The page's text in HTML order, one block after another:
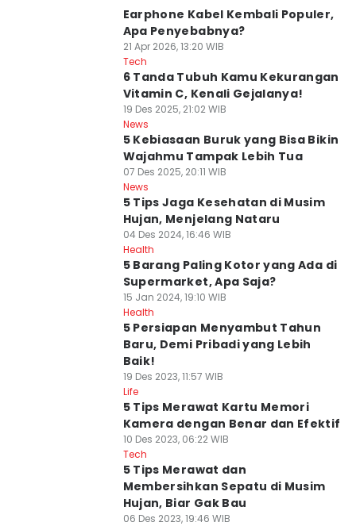
Earphone Kabel Kembali Populer,
Apa Penyebabnya?
21 Apr 2026, 13:20 WIB
Tech
6 Tanda Tubuh Kamu Kekurangan
Vitamin C, Kenali Gejalanya!
19 Des 2025, 21:02 WIB
News
5 Kebiasaan Buruk yang Bisa Bikin
Wajahmu Tampak Lebih Tua
07 Des 2025, 20:11 WIB
News
5 Tips Jaga Kesehatan di Musim
Hujan, Menjelang Nataru
04 Des 2024, 16:46 WIB
Health
5 Barang Paling Kotor yang Ada di
Supermarket, Apa Saja?
15 Jan 2024, 19:10 WIB
Health
5 Persiapan Menyambut Tahun
Baru, Demi Pribadi yang Lebih
Baik!
19 Des 2023, 11:57 WIB
Life
5 Tips Merawat Kartu Memori
Kamera dengan Benar dan Efektif
10 Des 2023, 06:22 WIB
Tech
5 Tips Merawat dan
Membersihkan Sepatu di Musim
Hujan, Biar Gak Bau
06 Des 2023, 19:46 WIB